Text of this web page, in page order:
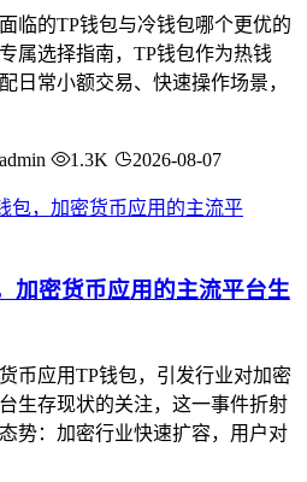
临的TP钱包与冷钱包哪个更优的
属选择指南，TP钱包作为热钱
日常小额交易、快速操作场景，
1.3K 2026-08-07
加密货币应用的主流平台生
币应用TP钱包，引发行业对加密
生存现状的关注，这一事件折射
势：加密行业快速扩容，用户对